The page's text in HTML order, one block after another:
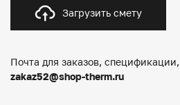
Загрузить смету
Почта для заказов,
zakaz52@shop-therm.ru